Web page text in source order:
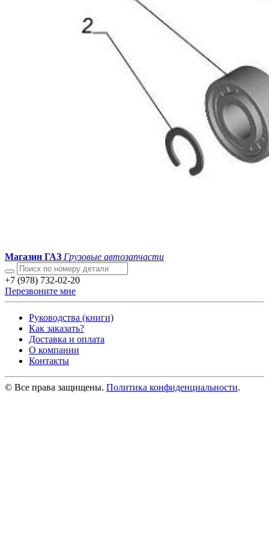
Магазин ГАЗ Грузовые автозапчасти
+7 (978) 732-02-20
Перезвоните мне
Руководства (книги)
Как заказать?
Доставка и оплата
О компании
Контакты
© Все права защищены. Политика конфиденциальности.